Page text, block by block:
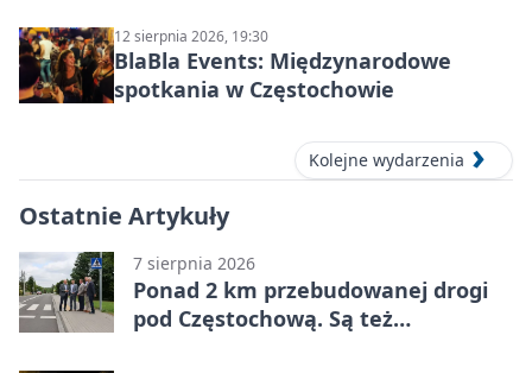
12 sierpnia 2026, 19:30
BlaBla Events: Międzynarodowe
spotkania w Częstochowie
Kolejne wydarzenia
Ostatnie Artykuły
7 sierpnia 2026
Ponad 2 km przebudowanej drogi
pod Częstochową. Są też